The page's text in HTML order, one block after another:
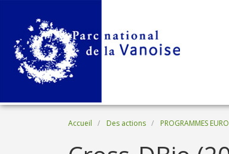
Fil d'Ariane
Accueil Des actions PROGRAMMES